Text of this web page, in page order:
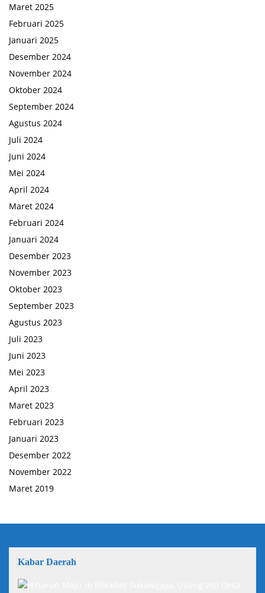
Maret 2025
Februari 2025
Januari 2025
Desember 2024
November 2024
Oktober 2024
September 2024
Agustus 2024
Juli 2024
Juni 2024
Mei 2024
April 2024
Maret 2024
Februari 2024
Januari 2024
Desember 2023
November 2023
Oktober 2023
September 2023
Agustus 2023
Juli 2023
Juni 2023
Mei 2023
April 2023
Maret 2023
Februari 2023
Januari 2023
Desember 2022
November 2022
Maret 2019
Kabar Daerah